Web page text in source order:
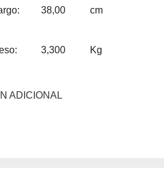
38,00 cm
3,300 Kg
ADICIONAL